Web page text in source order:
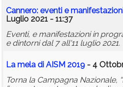
Cannero: eventi e
Luglio 2021 - 11:37
Eventi, e manifestazioni in
e dintorni dal 7 all'11 luglio 2021.
La mela di AISM 2019 - 4
Torna la Campagna Nazionale,